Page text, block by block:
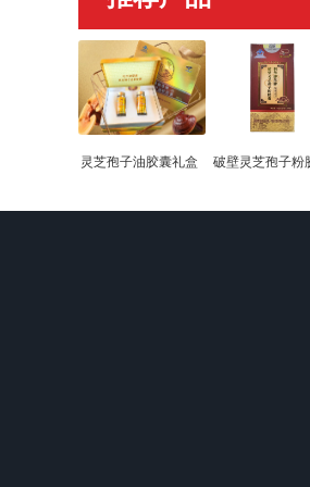
灵芝孢子油胶囊礼盒 破壁灵芝孢子粉